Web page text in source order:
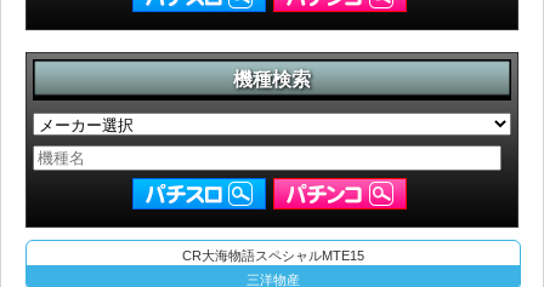
機種検索
CR大海物語スペシャルMTE15
三洋物産